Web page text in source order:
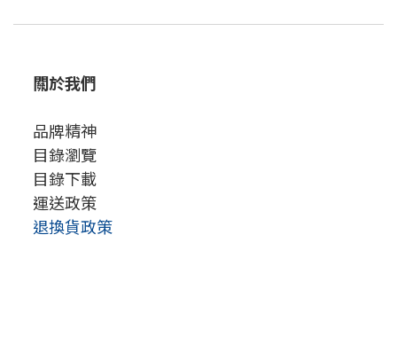
關於我們
品牌精神
目錄瀏覽
目錄下載
運送政策
退換貨政策